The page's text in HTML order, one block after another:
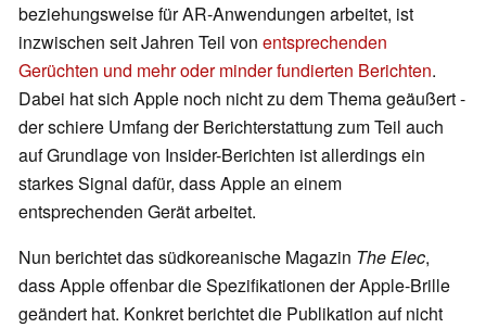
beziehungsweise für AR-Anwendungen arbeitet, ist
inzwischen seit Jahren Teil von entsprechenden
Gerüchten und mehr oder minder fundierten Berichten.
Dabei hat sich Apple noch nicht zu dem Thema geäußert -
der schiere Umfang der Berichterstattung zum Teil auch
auf Grundlage von Insider-Berichten ist allerdings ein
starkes Signal dafür, dass Apple an einem
entsprechenden Gerät arbeitet.
Nun berichtet das südkoreanische Magazin The Elec,
dass Apple offenbar die Spezifikationen der Apple-Brille
geändert hat. Konkret berichtet die Publikation auf nicht